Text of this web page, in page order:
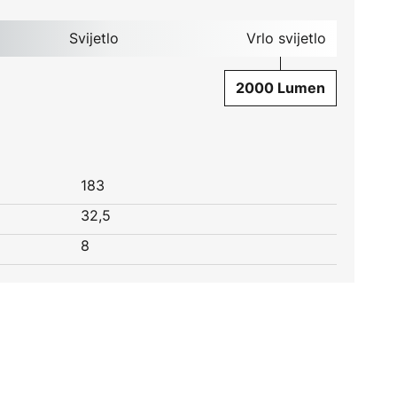
Svijetlo Vrlo svijetlo
2000 Lumen
183
32,5
8